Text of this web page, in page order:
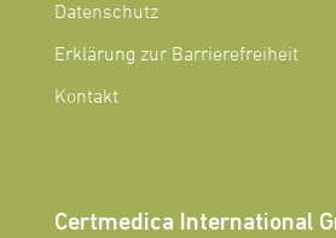
Datenschutz
Erklärung zur Barrierefreiheit
Kontakt
Certmedica International